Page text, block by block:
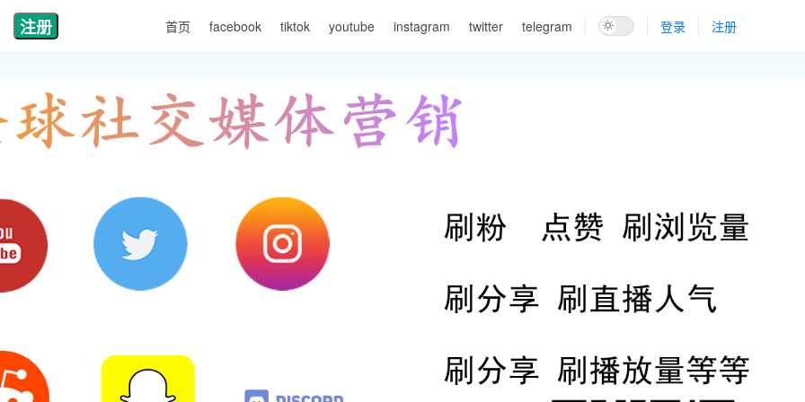
注册 首页 facebook tiktok youtube instagram twitter telegram 登录 注册